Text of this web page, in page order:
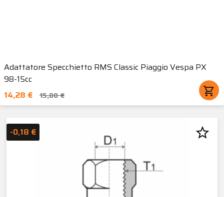
Adattatore Specchietto RMS Classic Piaggio Vespa PX
98-15cc
14,28 €
15,00 € shopping_cart
-0,18 € star_border